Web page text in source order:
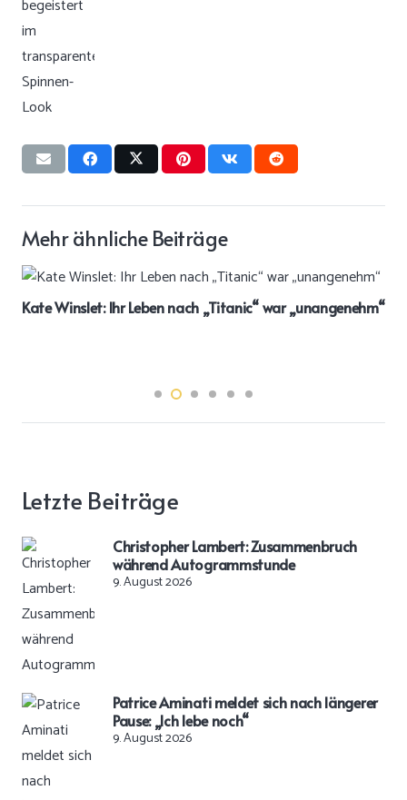
Mehr ähnliche Beiträge
Kate Winslet: Ihr Leben nach „Titanic“ war „unangenehm“
Letzte Beiträge
Christopher Lambert: Zusammenbruch
während Autogrammstunde
9. August 2026
Patrice Aminati meldet sich nach längerer
Pause: „Ich lebe noch“
9. August 2026